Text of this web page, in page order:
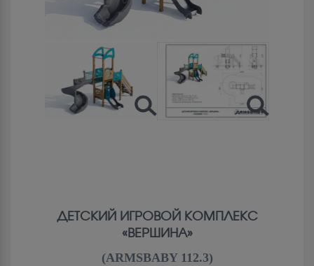
ДЕТСКИЙ ИГРОВОЙ КОМПЛЕКС
«ВЕРШИНА»
(ARMSBABY 112.3)